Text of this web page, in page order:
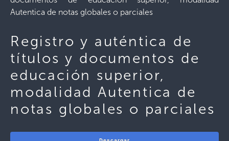
Autentica de notas globales o parciales
Registro y auténtica de
títulos y documentos de
educación superior,
modalidad Autentica de
notas globales o parciales